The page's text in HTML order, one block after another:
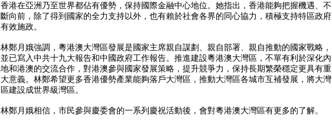
香港在亞洲乃至世界都佔有優勢，保持國際金融中心地位。她指出，香港能夠把握機遇、不
斷向前，除了得到國家的全力支持以外，也有賴於社會各界的同心協力，積極支持特區政府
有效施政。
林鄭月娥強調，粵港澳大灣區發展是國家主席親自謀劃、親自部署、親自推動的國家戰略，
並已寫入中共十九大報告和中國政府工作報告。推進建設粵港澳大灣區，不單有利於深化內
地和港澳的交流合作，對港澳參與國家發展策略，提升競爭力，保持長期繁榮穩定更具有重
大意義。林鄭希望更多香港優勢產業能夠落戶大灣區，推動大灣區各城市互補發展，將大灣
區建設成世界級灣區。
林鄭月娥相信，市民參與慶委會的一系列慶祝活動後，會對粵港澳大灣區有更多的了解。